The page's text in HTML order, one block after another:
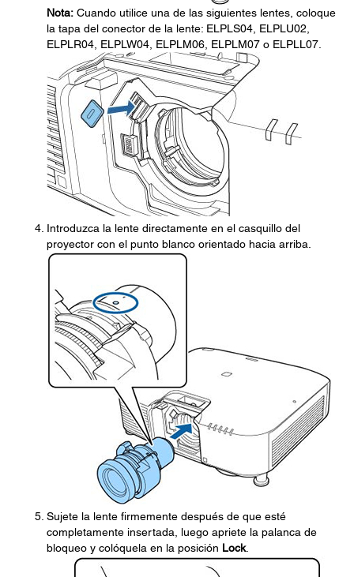
Nota: Cuando utilice una de las siguientes lentes, coloque
la tapa del conector de la lente: ELPLS04, ELPLU02,
ELPLR04, ELPLW04, ELPLM06, ELPLM07 o ELPLL07.
Introduzca la lente directamente en el casquillo del
proyector con el punto blanco orientado hacia arriba.
Sujete la lente firmemente después de que esté
completamente insertada, luego apriete la palanca de
bloqueo y colóquela en la posición Lock.